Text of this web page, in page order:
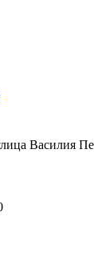
Василия